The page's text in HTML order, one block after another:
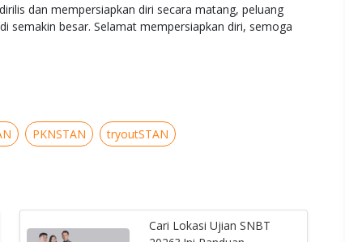
dan mempersiapkan diri secara matang, peluang
semakin besar. Selamat mempersiapkan diri, semoga
PKNSTAN tryoutSTAN
Cari Lokasi Ujian SNBT